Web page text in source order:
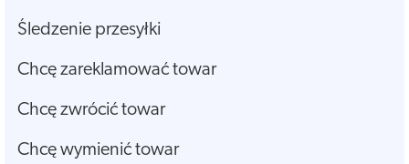
Śledzenie przesyłki
Chcę zareklamować towar
Chcę zwrócić towar
Chcę wymienić towar